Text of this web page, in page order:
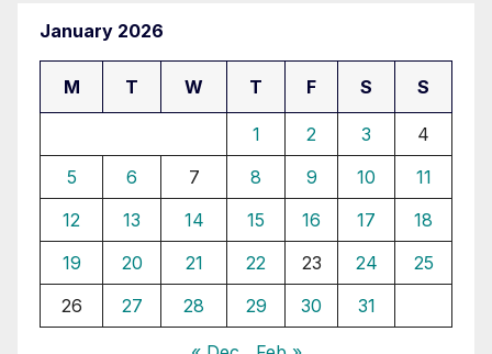
January 2026
M T W T F S S
1 2 3
4
5
6 7 8 9 10
11
12
13 14 15 16 17
18
19
20 21 22 23 24
25
26
27 28 29 30 31